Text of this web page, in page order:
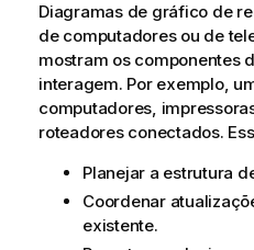
a
t
i
v
a
Diagramas de gráfico de
de computadores ou de
mostram os componentes
interagem. Por exemplo,
computadores,
roteadores conectados.
Planejar a estrutura
Coordenar
existente.